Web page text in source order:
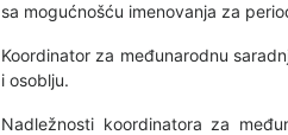
sa mogućnošću imenovanja za
Koordinator za međunarodnu
i osoblju.
Nadležnosti koordinatora za